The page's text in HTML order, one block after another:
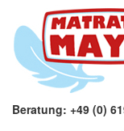
Beratung: +49 (0)